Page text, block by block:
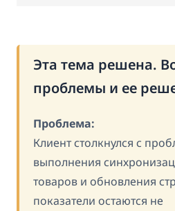
Эта тема решена.
проблемы и ее
Проблема:
Клиент столкнулся с
выполнения
товаров и обновления
показатели остаются не